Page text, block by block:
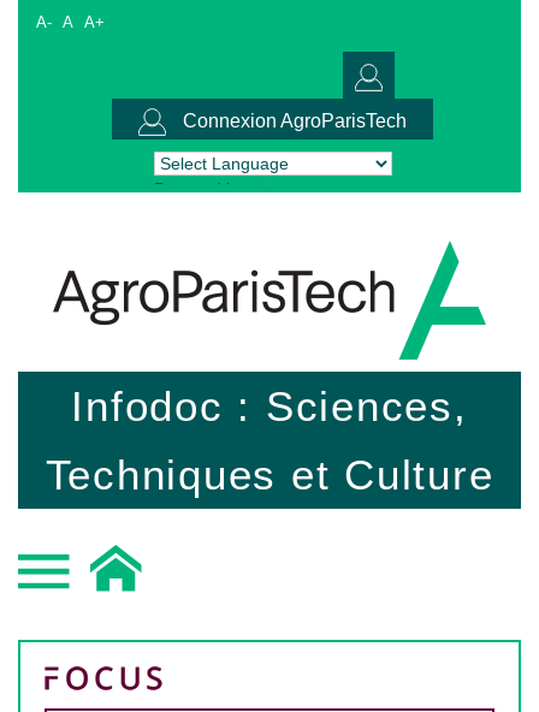
A- A A+
Connexion AgroParisTech
Powered by Translate
Infodoc : Sciences,
Techniques et Culture